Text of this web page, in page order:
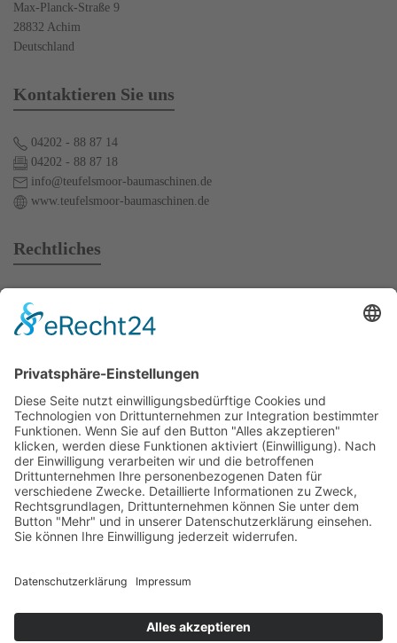
Max-Planck-Straße 9
28832 Achim
Deutschland
Kontaktieren Sie uns
04202 - 88 87 14
04202 - 88 87 18
info@teufelsmoor-baumaschinen.de
www.teufelsmoor-baumaschinen.de
Rechtliches
Mietbedingungen
Impressum
Kontakt
Alle Rechte vorbehalten.